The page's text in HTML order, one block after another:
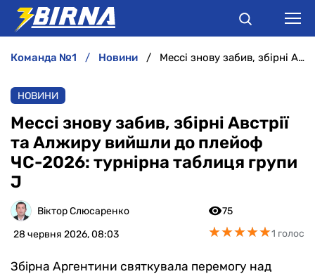
АНАЛІТИКА
ІНТЕРВ'Ю
РІЗНЕ
БУКМЕКЕРИ
команда №1 новини Мессі знову забив, збірні Австрії та Алжиру вийшли до плейоф ЧС-2026: турнірна таблиця групи J
НОВИНИ
Мессі знову забив, збірні Австрії
та Алжиру вийшли до плейоф
ЧС-2026: турнірна таблиця групи
J
Віктор Слюсаренко
28 червня 2026, 08:03
75
★★★★★
★★★★★1 голос
Збірна Аргентини святкувала перемогу над